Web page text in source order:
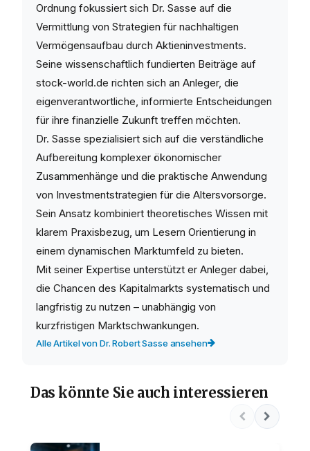
Ordnung fokussiert sich Dr. Sasse auf die
Vermittlung von Strategien für nachhaltigen
Vermögensaufbau durch Aktieninvestments.
Seine wissenschaftlich fundierten Beiträge auf
stock-world.de richten sich an Anleger, die
eigenverantwortliche, informierte Entscheidungen
für ihre finanzielle Zukunft treffen möchten.
Dr. Sasse spezialisiert sich auf die verständliche
Aufbereitung komplexer ökonomischer
Zusammenhänge und die praktische Anwendung
von Investmentstrategien für die Altersvorsorge.
Sein Ansatz kombiniert theoretisches Wissen mit
klarem Praxisbezug, um Lesern Orientierung in
einem dynamischen Marktumfeld zu bieten.
Mit seiner Expertise unterstützt er Anleger dabei,
die Chancen des Kapitalmarkts systematisch und
langfristig zu nutzen – unabhängig von
kurzfristigen Marktschwankungen.
Alle Artikel von Dr. Robert Sasse ansehen
Das könnte Sie auch interessieren